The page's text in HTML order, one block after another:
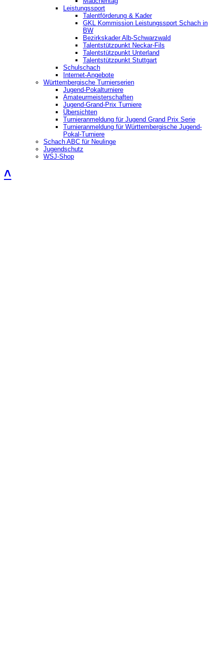
Leistungssport
Talentförderung & Kader
GKL Kommission Leistungssport Schach in
BW
Bezirkskader Alb-Schwarzwald
Talentstützpunkt Neckar-Fils
Talentstützpunkt Unterland
Talentstützpunkt Stuttgart
Schulschach
Internet-Angebote
Württembergische Turnierserien
Jugend-Pokalturniere
Amateurmeisterschaften
Jugend-Grand-Prix Turniere
Übersichten
Turnieranmeldung für Jugend Grand Prix Serie
Turnieranmeldung für Württembergische Jugend-
Pokal-Turniere
Schach ABC für Neulinge
Jugendschutz
WSJ-Shop
˄